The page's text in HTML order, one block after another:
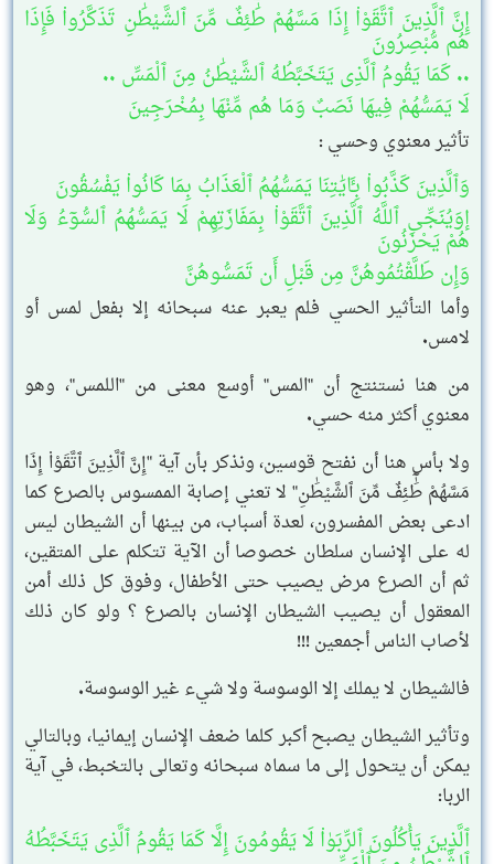
إِنَّ ٱلَّذِينَ ٱتَّقَوْا۟ إِذَا مَسَّهُمْ طَٰٓئِفٌ مِّنَ ٱلشَّيْطَٰنِ تَذَكَّرُوا۟ فَإِذَا
هُم مُّبْصِرُونَ
.. كَمَا يَقُومُ ٱلَّذِى يَتَخَبَّطُهُ ٱلشَّيْطَٰنُ مِنَ ٱلْمَسِّ ..
لَا يَمَسُّهُمْ فِيهَا نَصَبٌ وَمَا هُم مِّنْهَا بِمُخْرَجِينَ
تأثير معنوي وحسي :
وَٱلَّذِينَ كَذَّبُوا۟ بِـَٔايَٰتِنَا يَمَسُّهُمُ ٱلْعَذَابُ بِمَا كَانُوا۟ يَفْسُقُونَ
إوَيُنَجِّى ٱللَّهُ ٱلَّذِينَ ٱتَّقَوْا۟ بِمَفَازَتِهِمْ لَا يَمَسُّهُمُ ٱلسُّوٓءُ وَلَا
هُمْ يَحْزَنُونَ
وَإِن طَلَّقْتُمُوهُنَّ مِن قَبْلِ أَن تَمَسُّوهُنَّ
وأما التأثير الحسي فلم يعبر عنه سبحانه إلا بفعل لمس أو
لامس.
من هنا نستنتج أن "المس" أوسع معنى من "اللمس"، وهو
معنوي أكثر منه حسي.
ولا بأس هنا أن نفتح قوسين، ونذكر بأن آية "إِنَّ ٱلَّذِينَ ٱتَّقَوْا۟ إِذَا
مَسَّهُمْ طَٰٓئِفٌ مِّنَ ٱلشَّيْطَٰنِ" لا تعني إصابة الممسوس بالصرع كما
ادعى بعض المفسرون، لعدة أسباب، من بينها أن الشيطان ليس
له على الإنسان سلطان خصوصا أن الآية تتكلم على المتقين،
ثم أن الصرع مرض يصيب حتى الأطفال، وفوق كل ذلك أمن
المعقول أن يصيب الشيطان الإنسان بالصرع ؟ ولو كان ذلك
لأصاب الناس أجمعين !!!
فالشيطان لا يملك إلا الوسوسة ولا شيء غير الوسوسة.
وتأثير الشيطان يصبح أكبر كلما ضعف الإنسان إيمانيا، وبالتالي
يمكن أن يتحول إلى ما سماه سبحانه وتعالى بالتخبط، في آية
الربا:
ٱلَّذِينَ يَأْكُلُونَ ٱلرِّبَوٰا۟ لَا يَقُومُونَ إِلَّا كَمَا يَقُومُ ٱلَّذِى يَتَخَبَّطُهُ